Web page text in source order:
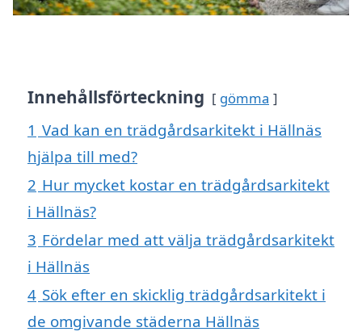
Innehållsförteckning gömma
1 Vad kan en trädgårdsarkitekt i Hällnäs
hjälpa till med?
2 Hur mycket kostar en trädgårdsarkitekt
i Hällnäs?
3 Fördelar med att välja trädgårdsarkitekt
i Hällnäs
4 Sök efter en skicklig trädgårdsarkitekt i
de omgivande städerna Hällnäs